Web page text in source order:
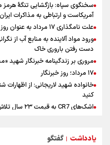
سخنگوی سپاه: بازگشایی تنگۀ
آمریکاست و ارتباطی به مذاکرات
علت نامگذاری ۱۷ مرداد به عنوان روز خبرنگار چیست؟
ورود مواد آلاینده به منابع آب از
دست رفتن باروری خاک
مروری بر زندگینامه خبرنگار شهید
۱۷ مرداد؛ روز خبرنگار
خانواده شهید لاریجانی: از
کنید
اشک‌های CR7 به قیمت ۲۳ سال تلاش؛ گریه نکن آقای رونالدو
تلاش مدام برای زنده نگه داشتن هنر
یادداشت | گفتگو